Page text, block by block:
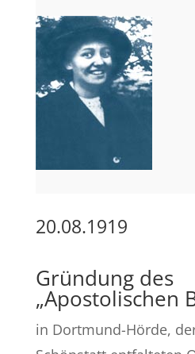
20.08.1919
Gründung des
„Apostolischen
in Dortmund-Hörde,